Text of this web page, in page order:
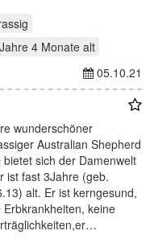
4 Monate alt
05.10.21
wunderschöner
Australian Shepherd
bietet sich der Damenwelt
ist fast 3Jahre (geb.
alt. Er ist kerngesund,
Erbkrankheiten, keine